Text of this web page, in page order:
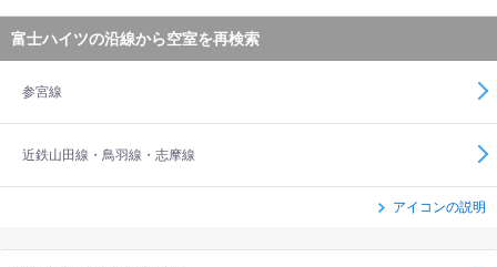
富士ハイツの沿線から空室を再検索
参宮線
近鉄山田線・鳥羽線・志摩線
アイコンの説明